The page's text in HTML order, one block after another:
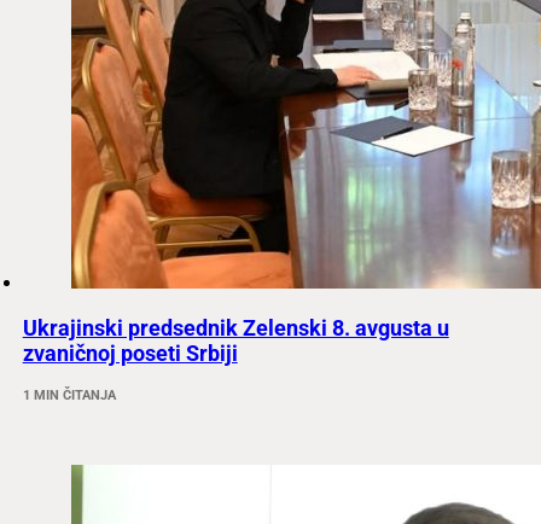
Ukrajinski predsednik Zelenski 8. avgusta u
zvaničnoj poseti Srbiji
1 MIN ČITANJA